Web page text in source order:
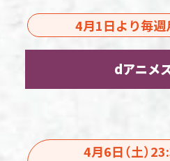
4月1日より毎週
dアニメ
4月6日（土）